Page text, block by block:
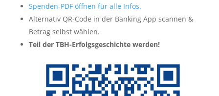
Spenden-PDF öffnen für alle Infos.
Alternativ QR-Code in der Banking App scannen &
Betrag selbst wählen.
Teil der TBH-Erfolgsgeschichte werden!